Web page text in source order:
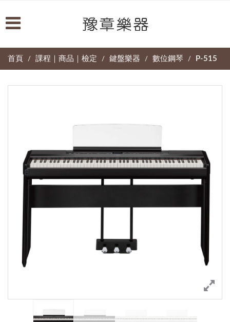
首頁 / 課程｜商品｜檢定 / 鍵盤樂器 / 數位鋼琴 / P-515